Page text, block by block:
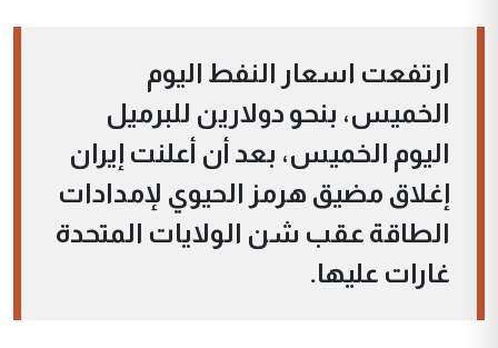
ارتفعت اسعار النفط اليوم
الخميس، بنحو دولارين للبرميل
اليوم الخميس، بعد أن أعلنت إيران
إغلاق مضيق هرمز الحيوي لإمدادات
الطاقة عقب شن الولايات المتحدة
غارات عليها.